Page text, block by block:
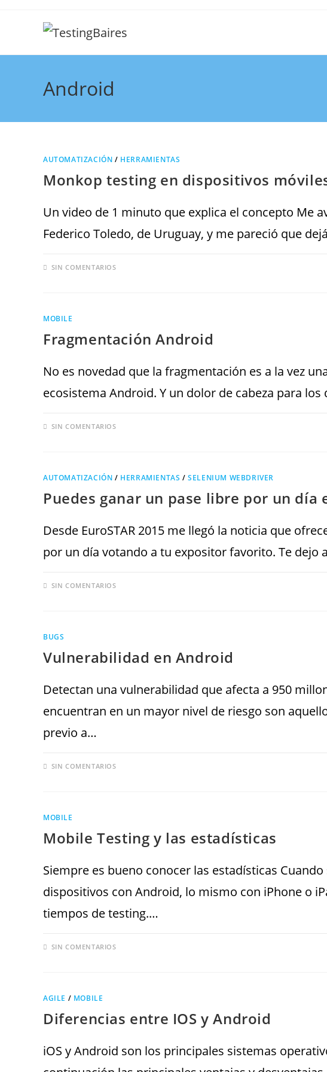
Android
AUTOMATIZACIÓN / HERRAMIENTAS
Monkop testing en dispositivos
Un video de 1 minuto que explica el concepto Me
Federico Toledo, de Uruguay, y me pareció que
SIN COMENTARIOS
MOBILE
Fragmentación Android
No es novedad que la fragmentación es a la vez
ecosistema Android. Y un dolor de cabeza para
SIN COMENTARIOS
AUTOMATIZACIÓN / HERRAMIENTAS /SELENIUM WEBDRIVER
Puedes ganar un pase libre por un día
Desde EuroSTAR 2015 me llegó la noticia que
por un día votando a tu expositor favorito. Te dejo
SIN COMENTARIOS
BUGS
Vulnerabilidad en Android
Detectan una vulnerabilidad que afecta a 950
encuentran en un mayor nivel de riesgo son
previo a…
SIN COMENTARIOS
MOBILE
Mobile Testing y las estadísticas
Siempre es bueno conocer las estadísticas
dispositivos con Android, lo mismo con iPhone o
tiempos de testing.…
SIN COMENTARIOS
AGILE / MOBILE
Diferencias entre IOS y Android
iOS y Android son los principales sistemas